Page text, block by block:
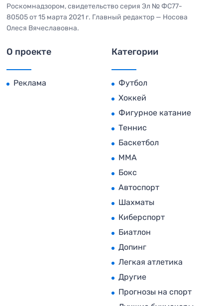
Роскомнадзором, свидетельство серия Эл № ФС77-
80505 от 15 марта 2021 г. Главный редактор — Носова
Олеся Вячеславовна.
О проекте
Реклама
Категории
Футбол
Хоккей
Фигурное катание
Теннис
Баскетбол
MMA
Бокс
Автоспорт
Шахматы
Киберспорт
Биатлон
Допинг
Легкая атлетика
Другие
Прогнозы на спорт